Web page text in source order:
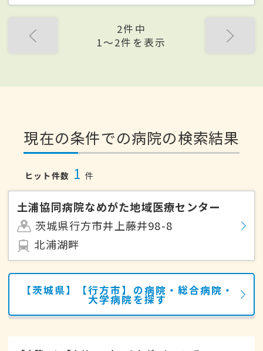
2件中
1〜2件を表示
現在の条件での病院の検索結果
ヒット件数 1 件
土浦協同病院なめがた地域医療センター
茨城県行方市井上藤井98-8
北浦湖畔
【茨城県】【行方市】の病院・総合病院・
大学病院を探す